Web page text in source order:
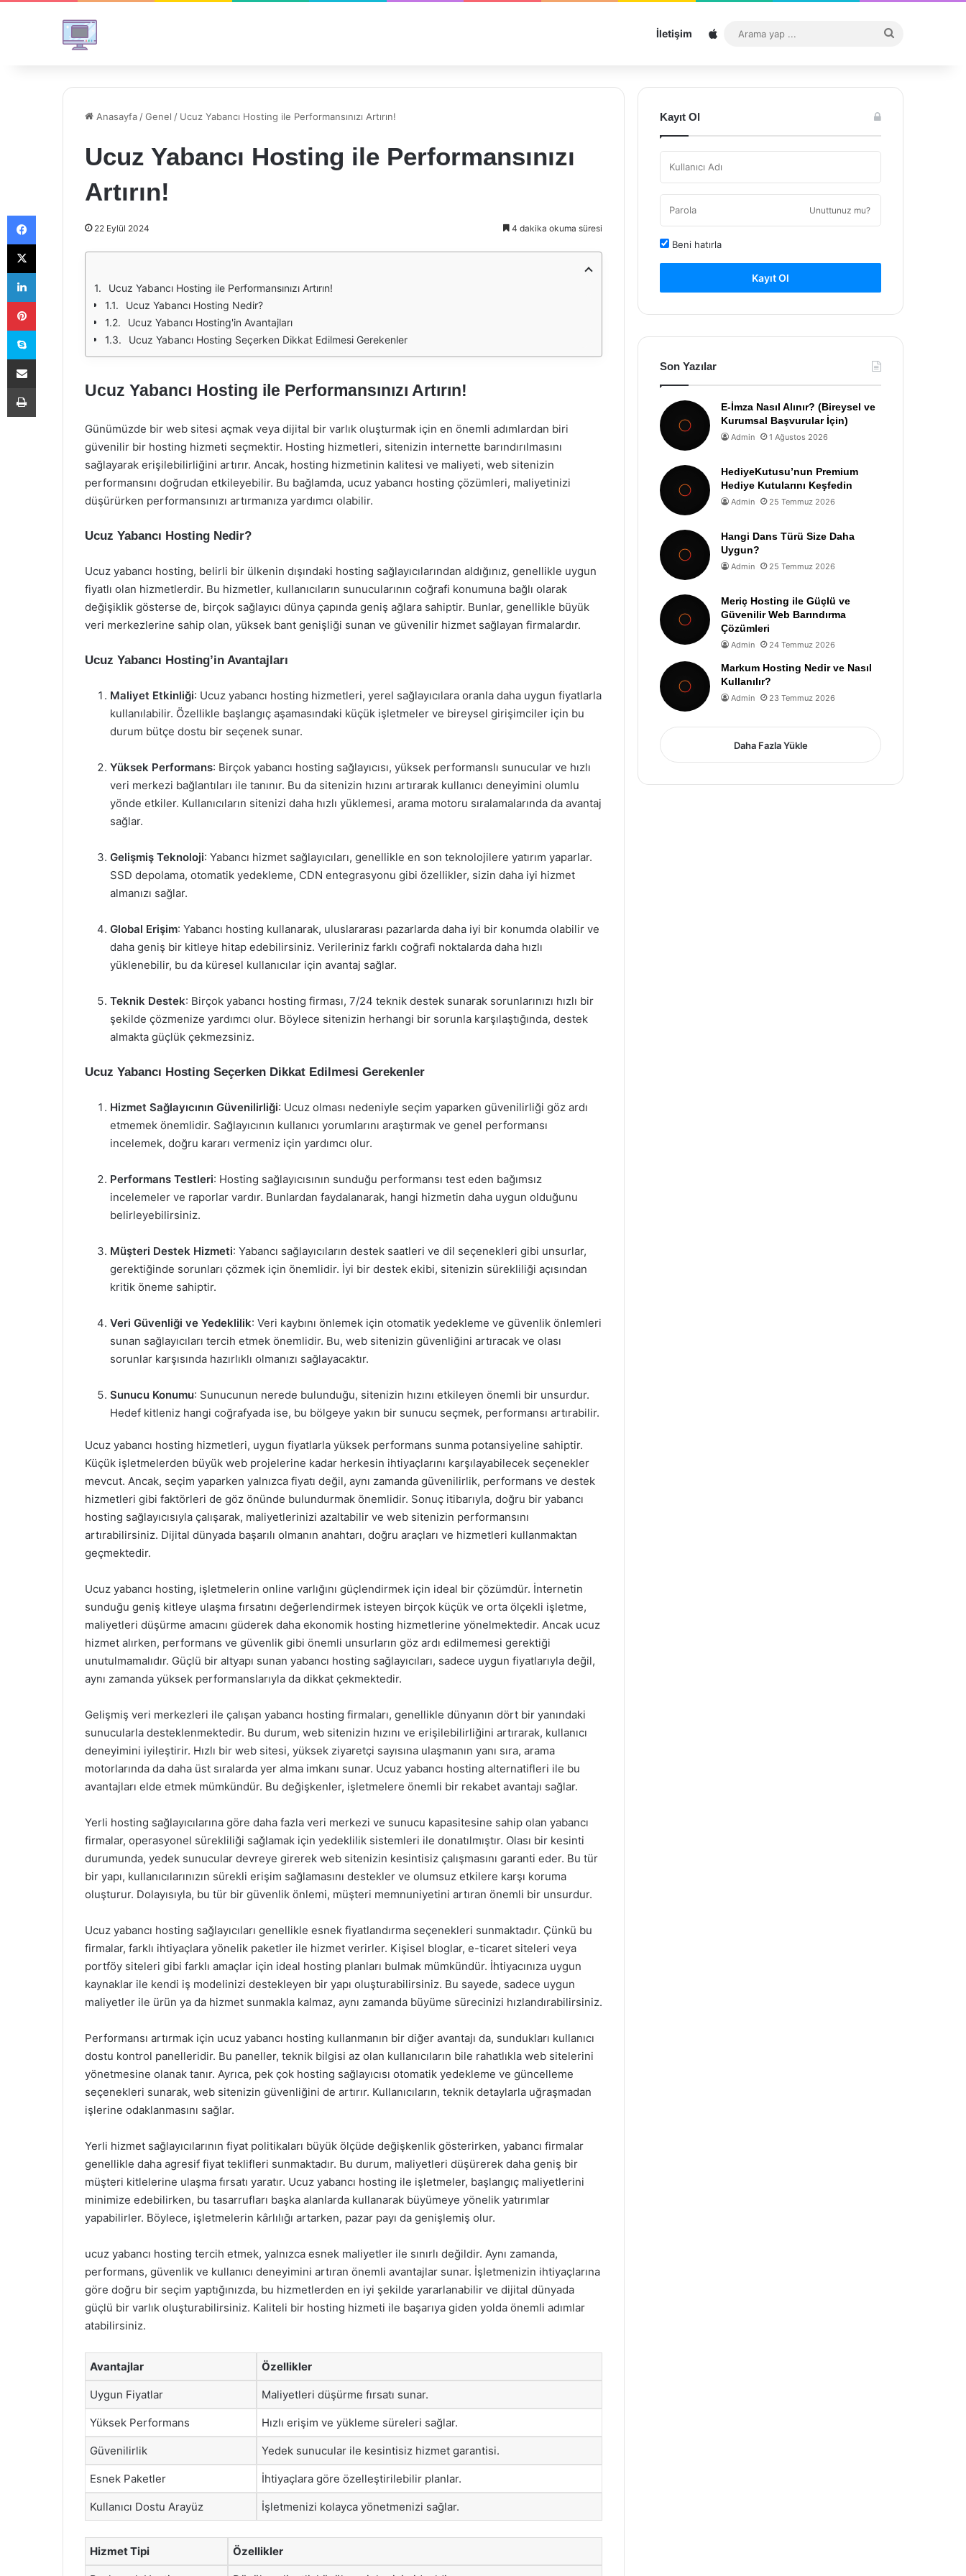
İletişim Sitemap
...
Anasayfa /Genel / Ucuz Yabancı Hosting ile Performansınızı Artırın!
Ucuz Yabancı Hosting ile Performansınızı
Artırın!
22 Eylül 2024 4 dakika okuma süresi
Ucuz Yabancı Hosting ile Performansınızı Artırın!
Ucuz Yabancı Hosting Nedir?
Ucuz Yabancı Hosting'in Avantajları
Ucuz Yabancı Hosting Seçerken Dikkat Edilmesi Gerekenler
Ucuz Yabancı Hosting ile Performansınızı Artırın!
Günümüzde bir web sitesi açmak veya dijital bir varlık oluşturmak için en önemli adımlardan biri
güvenilir bir hosting hizmeti seçmektir. Hosting hizmetleri, sitenizin internette barındırılmasını
sağlayarak erişilebilirliğini artırır. Ancak, hosting hizmetinin kalitesi ve maliyeti, web sitenizin
performansını doğrudan etkileyebilir. Bu bağlamda, ucuz yabancı hosting çözümleri, maliyetinizi
düşürürken performansınızı artırmanıza yardımcı olabilir.
Ucuz Yabancı Hosting Nedir?
Ucuz yabancı hosting, belirli bir ülkenin dışındaki hosting sağlayıcılarından aldığınız, genellikle uygun
fiyatlı olan hizmetlerdir. Bu hizmetler, kullanıcıların sunucularının coğrafi konumuna bağlı olarak
değişiklik gösterse de, birçok sağlayıcı dünya çapında geniş ağlara sahiptir. Bunlar, genellikle büyük
veri merkezlerine sahip olan, yüksek bant genişliği sunan ve güvenilir hizmet sağlayan firmalardır.
Ucuz Yabancı Hosting’in Avantajları
Maliyet Etkinliği: Ucuz yabancı hosting hizmetleri, yerel sağlayıcılara oranla daha uygun fiyatlarla
kullanılabilir. Özellikle başlangıç aşamasındaki küçük işletmeler ve bireysel girişimciler için bu
durum bütçe dostu bir seçenek sunar.
Yüksek Performans: Birçok yabancı hosting sağlayıcısı, yüksek performanslı sunucular ve hızlı
veri merkezi bağlantıları ile tanınır. Bu da sitenizin hızını artırarak kullanıcı deneyimini olumlu
yönde etkiler. Kullanıcıların sitenizi daha hızlı yüklemesi, arama motoru sıralamalarında da avantaj
sağlar.
Gelişmiş Teknoloji: Yabancı hizmet sağlayıcıları, genellikle en son teknolojilere yatırım yaparlar.
SSD depolama, otomatik yedekleme, CDN entegrasyonu gibi özellikler, sizin daha iyi hizmet
almanızı sağlar.
Global Erişim: Yabancı hosting kullanarak, uluslararası pazarlarda daha iyi bir konumda olabilir ve
daha geniş bir kitleye hitap edebilirsiniz. Verileriniz farklı coğrafi noktalarda daha hızlı
yüklenebilir, bu da küresel kullanıcılar için avantaj sağlar.
Teknik Destek: Birçok yabancı hosting firması, 7/24 teknik destek sunarak sorunlarınızı hızlı bir
şekilde çözmenize yardımcı olur. Böylece sitenizin herhangi bir sorunla karşılaştığında, destek
almakta güçlük çekmezsiniz.
Ucuz Yabancı Hosting Seçerken Dikkat Edilmesi Gerekenler
Hizmet Sağlayıcının Güvenilirliği: Ucuz olması nedeniyle seçim yaparken güvenilirliği göz ardı
etmemek önemlidir. Sağlayıcının kullanıcı yorumlarını araştırmak ve genel performansı
incelemek, doğru kararı vermeniz için yardımcı olur.
Performans Testleri: Hosting sağlayıcısının sunduğu performansı test eden bağımsız
incelemeler ve raporlar vardır. Bunlardan faydalanarak, hangi hizmetin daha uygun olduğunu
belirleyebilirsiniz.
Müşteri Destek Hizmeti: Yabancı sağlayıcıların destek saatleri ve dil seçenekleri gibi unsurlar,
gerektiğinde sorunları çözmek için önemlidir. İyi bir destek ekibi, sitenizin sürekliliği açısından
kritik öneme sahiptir.
Veri Güvenliği ve Yedeklilik: Veri kaybını önlemek için otomatik yedekleme ve güvenlik önlemleri
sunan sağlayıcıları tercih etmek önemlidir. Bu, web sitenizin güvenliğini artıracak ve olası
sorunlar karşısında hazırlıklı olmanızı sağlayacaktır.
Sunucu Konumu: Sunucunun nerede bulunduğu, sitenizin hızını etkileyen önemli bir unsurdur.
Hedef kitleniz hangi coğrafyada ise, bu bölgeye yakın bir sunucu seçmek, performansı artırabilir.
Ucuz yabancı hosting hizmetleri, uygun fiyatlarla yüksek performans sunma potansiyeline sahiptir.
Küçük işletmelerden büyük web projelerine kadar herkesin ihtiyaçlarını karşılayabilecek seçenekler
mevcut. Ancak, seçim yaparken yalnızca fiyatı değil, aynı zamanda güvenilirlik, performans ve destek
hizmetleri gibi faktörleri de göz önünde bulundurmak önemlidir. Sonuç itibarıyla, doğru bir yabancı
hosting sağlayıcısıyla çalışarak, maliyetlerinizi azaltabilir ve web sitenizin performansını
artırabilirsiniz. Dijital dünyada başarılı olmanın anahtarı, doğru araçları ve hizmetleri kullanmaktan
geçmektedir.
Ucuz yabancı hosting, işletmelerin online varlığını güçlendirmek için ideal bir çözümdür. İnternetin
sunduğu geniş kitleye ulaşma fırsatını değerlendirmek isteyen birçok küçük ve orta ölçekli işletme,
maliyetleri düşürme amacını güderek daha ekonomik hosting hizmetlerine yönelmektedir. Ancak ucuz
hizmet alırken, performans ve güvenlik gibi önemli unsurların göz ardı edilmemesi gerektiği
unutulmamalıdır. Güçlü bir altyapı sunan yabancı hosting sağlayıcıları, sadece uygun fiyatlarıyla değil,
aynı zamanda yüksek performanslarıyla da dikkat çekmektedir.
Gelişmiş veri merkezleri ile çalışan yabancı hosting firmaları, genellikle dünyanın dört bir yanındaki
sunucularla desteklenmektedir. Bu durum, web sitenizin hızını ve erişilebilirliğini artırarak, kullanıcı
deneyimini iyileştirir. Hızlı bir web sitesi, yüksek ziyaretçi sayısına ulaşmanın yanı sıra, arama
motorlarında da daha üst sıralarda yer alma imkanı sunar. Ucuz yabancı hosting alternatifleri ile bu
avantajları elde etmek mümkündür. Bu değişkenler, işletmelere önemli bir rekabet avantajı sağlar.
Yerli hosting sağlayıcılarına göre daha fazla veri merkezi ve sunucu kapasitesine sahip olan yabancı
firmalar, operasyonel sürekliliği sağlamak için yedeklilik sistemleri ile donatılmıştır. Olası bir kesinti
durumunda, yedek sunucular devreye girerek web sitenizin kesintisiz çalışmasını garanti eder. Bu tür
bir yapı, kullanıcılarınızın sürekli erişim sağlamasını destekler ve olumsuz etkilere karşı koruma
oluşturur. Dolayısıyla, bu tür bir güvenlik önlemi, müşteri memnuniyetini artıran önemli bir unsurdur.
Ucuz yabancı hosting sağlayıcıları genellikle esnek fiyatlandırma seçenekleri sunmaktadır. Çünkü bu
firmalar, farklı ihtiyaçlara yönelik paketler ile hizmet verirler. Kişisel bloglar, e-ticaret siteleri veya
portföy siteleri gibi farklı amaçlar için ideal hosting planları bulmak mümkündür. İhtiyacınıza uygun
kaynaklar ile kendi iş modelinizi destekleyen bir yapı oluşturabilirsiniz. Bu sayede, sadece uygun
maliyetler ile ürün ya da hizmet sunmakla kalmaz, aynı zamanda büyüme sürecinizi hızlandırabilirsiniz.
Performansı artırmak için ucuz yabancı hosting kullanmanın bir diğer avantajı da, sundukları kullanıcı
dostu kontrol panelleridir. Bu paneller, teknik bilgisi az olan kullanıcıların bile rahatlıkla web sitelerini
yönetmesine olanak tanır. Ayrıca, pek çok hosting sağlayıcısı otomatik yedekleme ve güncelleme
seçenekleri sunarak, web sitenizin güvenliğini de artırır. Kullanıcıların, teknik detaylarla uğraşmadan
işlerine odaklanmasını sağlar.
Yerli hizmet sağlayıcılarının fiyat politikaları büyük ölçüde değişkenlik gösterirken, yabancı firmalar
genellikle daha agresif fiyat teklifleri sunmaktadır. Bu durum, maliyetleri düşürerek daha geniş bir
müşteri kitlelerine ulaşma fırsatı yaratır. Ucuz yabancı hosting ile işletmeler, başlangıç maliyetlerini
minimize edebilirken, bu tasarrufları başka alanlarda kullanarak büyümeye yönelik yatırımlar
yapabilirler. Böylece, işletmelerin kârlılığı artarken, pazar payı da genişlemiş olur.
ucuz yabancı hosting tercih etmek, yalnızca esnek maliyetler ile sınırlı değildir. Aynı zamanda,
performans, güvenlik ve kullanıcı deneyimini artıran önemli avantajlar sunar. İşletmenizin ihtiyaçlarına
göre doğru bir seçim yaptığınızda, bu hizmetlerden en iyi şekilde yararlanabilir ve dijital dünyada
güçlü bir varlık oluşturabilirsiniz. Kaliteli bir hosting hizmeti ile başarıya giden yolda önemli adımlar
atabilirsiniz.
Avantajlar Özellikler
Uygun Fiyatlar Maliyetleri düşürme fırsatı sunar.
Yüksek Performans Hızlı erişim ve yükleme süreleri sağlar.
Güvenilirlik Yedek sunucular ile kesintisiz hizmet garantisi.
Esnek Paketler İhtiyaçlara göre özelleştirilebilir planlar.
Kullanıcı Dostu Arayüz İşletmenizi kolayca yönetmenizi sağlar.
Hizmet Tipi Özellikler
Kayıt Ol
Unuttunuz mu?
Beni hatırla
Kayıt Ol
Son Yazılar
E-İmza Nasıl Alınır? (Bireysel ve
Kurumsal Başvurular İçin)
Admin 1 Ağustos 2026
HediyeKutusu’nun Premium
Hediye Kutularını Keşfedin
Admin 25 Temmuz 2026
Hangi Dans Türü Size Daha
Uygun?
Admin 25 Temmuz 2026
Meriç Hosting ile Güçlü ve
Güvenilir Web Barındırma
Çözümleri
Admin 24 Temmuz 2026
Markum Hosting Nedir ve Nasıl
Kullanılır?
Admin 23 Temmuz 2026
Daha Fazla Yükle
Facebook
X
LinkedIn
Pinterest
Skype
E-Posta ile paylaş